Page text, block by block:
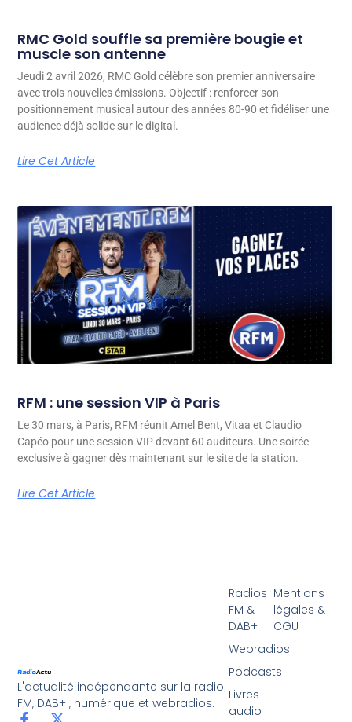
RMC Gold souffle sa première bougie et
muscle son antenne
Jeudi 2 avril 2026, RMC Gold célèbre son premier anniversaire
avec trois nouvelles émissions. Objectif : renforcer son
positionnement musical autour des années 80-90 et fidéliser une
audience déjà solide sur le digital.
Lire Cet Article
RFM : une session VIP à Paris
Le 30 mars, à Paris, RFM réunit Amel Bent, Vitaa et Claudio
Capéo pour une session VIP devant 60 auditeurs. Une soirée
exclusive à gagner dès maintenant sur le site de la station.
Lire Cet Article
L'actualité indépendante sur la radio
FM, DAB+ , numérique et webradios.
Radios
FM &
DAB+
Webradios
Podcasts
Livres
audio
Mentions
légales &
CGU